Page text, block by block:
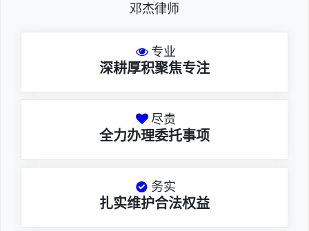
邓杰律师
专业
深耕厚积聚焦专注
尽责
全力办理委托事项
务实
扎实维护合法权益